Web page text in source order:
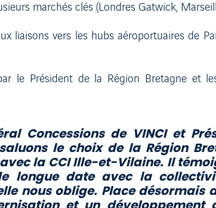
marchés clés (Londres Gatwick,
liaisons vers les hubs aéroportuaires de
le Président de la Région Bretagne et
Concessions de VINCI et
le choix de la Région
la CCI Ille-et-Vilaine. Il
longue date avec la
nous oblige. Place désormais